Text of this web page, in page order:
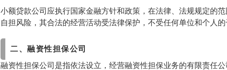
小额贷款公司应执行国家金融方针和政策，在法律、法规规定的
自担风险，其合法的经营活动受法律保护，不受任何单位和个人的
二、融资性担保公司
融资性担保公司是指依法设立，经营融资性担保业务的有限责任